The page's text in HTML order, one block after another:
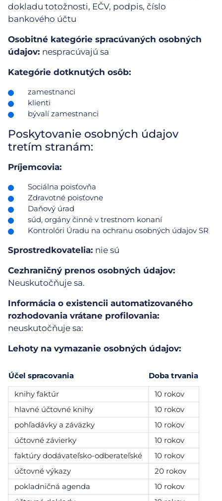
dokladu totožnosti, EČV, podpis, číslo
bankového účtu
Osobitné kategórie spracúvaných osobných
údajov: nespracúvajú sa
Kategórie dotknutých osôb:
zamestnanci
klienti
bývalí zamestnanci
Poskytovanie osobných údajov
tretím stranám:
Príjemcovia:
Sociálna poisťovňa
Zdravotné poisťovne
Daňový úrad
súd, orgány činné v trestnom konaní
Kontrolóri Úradu na ochranu osobných údajov SR
Sprostredkovatelia: nie sú
Cezhraničný prenos osobných údajov:
Neuskutočňuje sa.
Informácia o existencii automatizovaného
rozhodovania vrátane profilovania:
neuskutočňuje sa:
Lehoty na vymazanie osobných údajov:
Účel spracovania
Doba trvania
knihy faktúr
10 rokov
hlavné účtovné knihy
10 rokov
pohľadávky a záväzky
10 rokov
účtovné závierky
10 rokov
faktúry dodávateľsko-odberateľské
10 rokov
účtovné výkazy
20 rokov
pokladničná agenda
10 rokov